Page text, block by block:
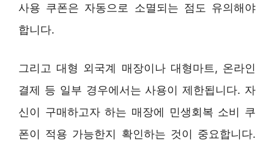
사용 쿠폰은 자동으로 소멸되는 점도 유의해야
합니다.
그리고 대형 외국계 매장이나 대형마트, 온라인
결제 등 일부 경우에서는 사용이 제한됩니다. 자
신이 구매하고자 하는 매장에 민생회복 소비 쿠
폰이 적용 가능한지 확인하는 것이 중요합니다.